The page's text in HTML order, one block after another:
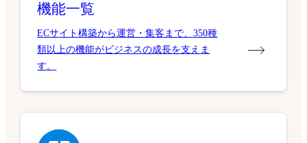
機能一覧
ECサイト構築から運営・集客まで、350種
類以上の機能がビジネスの成長を支えま
す。